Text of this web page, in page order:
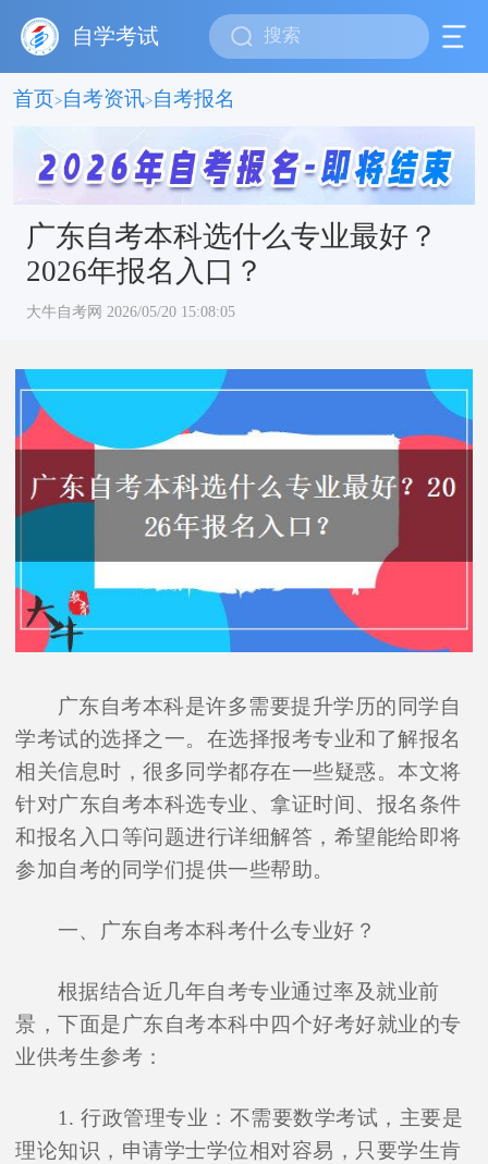
自学考试
首页>自考资讯>自考报名
广东自考本科选什么专业最好？
2026年报名入口？
大牛自考网 2026/05/20 15:08:05
广东自考本科是许多需要提升学历的同学自
学考试的选择之一。在选择报考专业和了解报名
相关信息时，很多同学都存在一些疑惑。本文将
针对广东自考本科选专业、拿证时间、报名条件
和报名入口等问题进行详细解答，希望能给即将
参加自考的同学们提供一些帮助。
一、广东自考本科考什么专业好？
根据结合近几年自考专业通过率及就业前
景，下面是广东自考本科中四个好考好就业的专
业供考生参考：
1. 行政管理专业：不需要数学考试，主要是
理论知识，申请学士学位相对容易，只要学生肯